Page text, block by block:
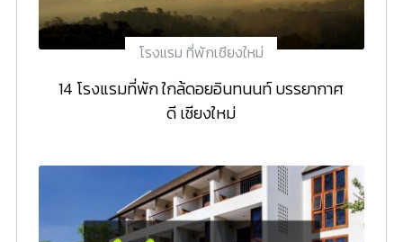
โรงแรม ที่พักเชียงใหม่
14 โรงแรมที่พัก ใกล้ดอยอินทนนท์ บรรยากาศ
ดี เชียงใหม่